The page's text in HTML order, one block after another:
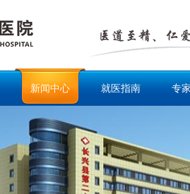
新闻中心 就医指南 专